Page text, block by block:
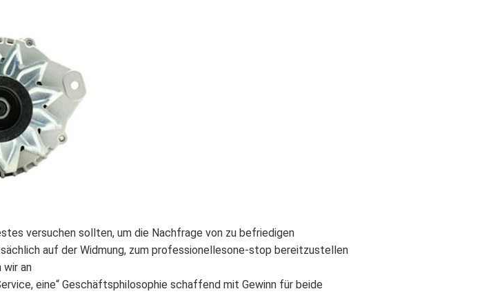
versuchen sollten, um die Nachfrage von zu befriedigen
auf der Widmung, zum professionellesone-stop bereitzustellen
wir an
eine“ Geschäftsphilosophie schaffend mit Gewinn für beide